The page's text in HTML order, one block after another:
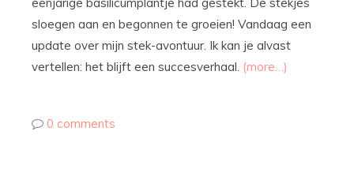
sloegen aan en begonnen te groeien! Vandaag een
update over mijn stek-avontuur. Ik kan je alvast
vertellen: het blijft een succesverhaal. (more…)
0 comments